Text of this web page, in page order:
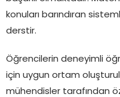
konuları barındıran
derstir.
Öğrencilerin deneyimli
için uygun ortam
mühendisler tarafından